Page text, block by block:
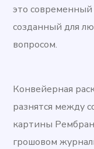
это
созданный для
вопросом.
Конвейерная
разнятся между
картины
грошовом